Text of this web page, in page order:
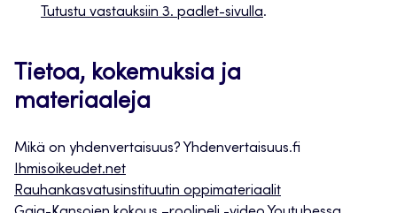
Tutustu vastauksiin 3. padlet-sivulla.
Tietoa, kokemuksia ja
materiaaleja
Mikä on yhdenvertaisuus? Yhdenvertaisuus.fi
Ihmisoikeudet.net
Rauhankasvatusinstituutin oppimateriaalit